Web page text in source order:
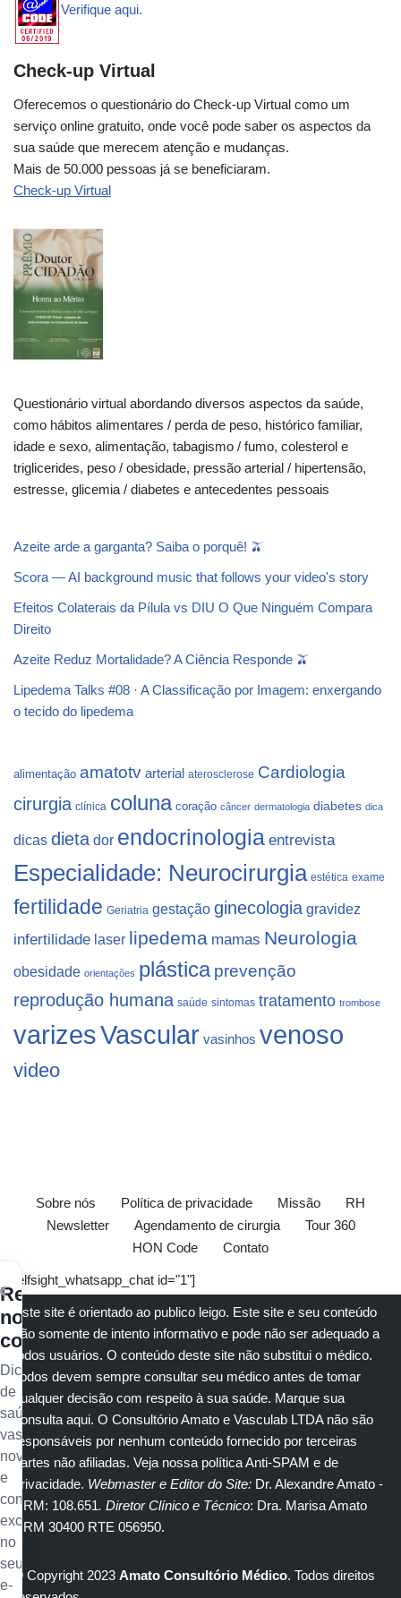
Verifique aqui.
Check-up Virtual
Oferecemos o questionário do Check-up Virtual como um
serviço online gratuito, onde você pode saber os aspectos da
sua saúde que merecem atenção e mudanças.
Mais de 50.000 pessoas já se beneficiaram.
Check-up Virtual
Questionário virtual abordando diversos aspectos da saúde,
como hábitos alimentares / perda de peso, histórico familiar,
idade e sexo, alimentação, tabagismo / fumo, colesterol e
triglicerides, peso / obesidade, pressão arterial / hipertensão,
estresse, glicemia / diabetes e antecedentes pessoais
Azeite arde a garganta? Saiba o porquê! 🫒
Scora — AI background music that follows your video's story
Efeitos Colaterais da Pílula vs DIU O Que Ninguém Compara
Direito
Azeite Reduz Mortalidade? A Ciência Responde 🫒
Lipedema Talks #08 · A Classificação por Imagem: enxergando
o tecido do lipedema
alimentação amatotv arterial aterosclerose Cardiologia
cirurgia clínica coluna coração câncer dermatologia diabetes dica
dicas dieta dor endocrinologia entrevista
Especialidade: Neurocirurgia estética exame
fertilidade Geriatria gestação ginecologia gravidez
infertilidade laser lipedema mamas Neurologia
obesidade orientações plástica prevenção
reprodução humana saúde sintomas tratamento trombose
varizesVascular vasinhos venoso
video
Sobre nós Política de privacidade Missão
RH
Newsletter
Agendamento de cirurgia
Tour 360
HON Code
Contato
[elfsight_whatsapp_chat id="1"]
Este site é orientado ao publico leigo. Este site e seu conteúdo
são somente de intento informativo e pode não ser adequado a
todos usuários. O conteúdo deste site não substitui o médico.
Todos devem sempre consultar seu médico antes de tomar
qualquer decisão com respeito à sua saúde. Marque sua
consulta aqui. O Consultório Amato e Vasculab LTDA não são
responsáveis por nenhum conteúdo fornecido por terceiras
partes não afiliadas. Veja nossa política Anti-SPAM e de
privacidade. Webmaster e Editor do Site: Dr. Alexandre Amato -
CRM: 108.651. Diretor Clínico e Técnico: Dra. Marisa Amato
CRM 30400 RTE 056950.
© Copyright 2023 Amato Consultório Médico. Todos direitos
Receba
nossos
conteúdos
Dicas
de
saúde
vascular,
novidades
e
conteúdo
exclusivo
no
seu
e-